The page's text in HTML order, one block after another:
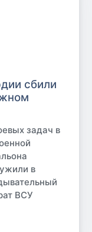
сбили
задач в
в
ВСУ